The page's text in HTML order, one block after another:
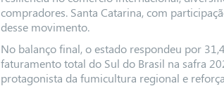
compradores. Santa Catarina, com
desse movimento.
No balanço final, o estado respondeu por
faturamento total do Sul do Brasil na safra
protagonista da fumicultura regional e